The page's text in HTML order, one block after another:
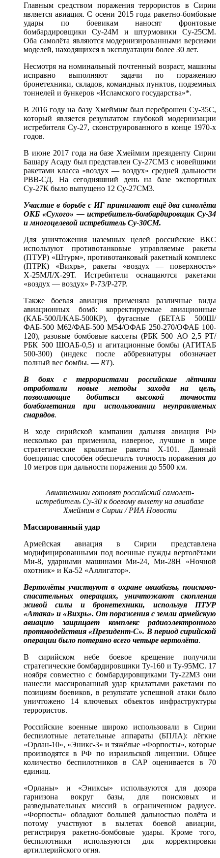
Главным средством поражения террористов в Сирии
является авиация. С осени 2015 года ракетно-бомбовые
удары по боевикам наносят фронтовые
бомбардировщики Су-24М и штурмовики Су-25СМ.
Оба самолёта являются модернизированными версиями
моделей, находящихся в эксплуатации более 30 лет.
Несмотря на номинальный почтенный возраст, машины
исправно выполняют задачи по поражению
бронетехники, складов, командных пунктов, подземных
тоннелей и бункеров «Исламского государства»*.
В 2016 году на базу Хмеймим был переброшен Су-35C,
который является результатом глубокой модернизации
истребителя Су-27, сконструированного в конце 1970-х
годов.
В июне 2017 года на базе Хмеймим президенту Сирии
Башару Асаду был представлен Су-27СМ3 с новейшими
ракетами класса «воздух — воздух» средней дальности
РВВ-СД. На сегодняшний день на базе экспортных
Су-27К было выпущено 12 Су-27СМ3.
Участие в борьбе с ИГ принимают ещё два самолёта
ОКБ «Сухого» — истребитель-бомбардировщик Су-34
и многоцелевой истребитель Су-30СМ.
Для уничтожения наземных целей российские ВКС
используют противотанковые управляемые ракеты
(ПТУР) «Штурм», противотанковый ракетный комплекс
(ПТРК) «Вихрь», ракеты «воздух — поверхность»
Х-25МЛ/Х-29Т. Истребители оснащаются ракетами
«воздух — воздух» Р-73/Р-27Р.
Также боевая авиация применяла различные виды
авиационных бомб: корректируемые авиационные
(КАБ-500Л/КАБ-500КР), фугасные (БЕТАБ 500Ш/
ФАБ-500 М62/ФАБ-500 М54/ОФАБ 250-270/ОФАБ 100-
120), разовые бомбовые кассеты (РБК 500 АО 2,5 РТ/
РБК 500 ШОАБ-0,5) и агитационные бомбы (АГИТАБ
500-300) (индекс после аббревиатуры обозначает
полный вес бомбы. — RT).
В боях с террористами российские лётчики
отработали новые методы захода на цель,
позволяющие добиться высокой точности
бомбометания при использовании неуправляемых
снарядов.
В ходе сирийской кампании дальняя авиация РФ
несколько раз применила, наверное, лучшие в мире
стратегические крылатые ракеты Х-101. Данный
боеприпас способен обеспечить точность поражения до
10 метров при дальности поражения до 5500 км.
Авиатехники готовят российский самолет-
истребитель Су-30 к боевому вылету на авиабазе
Хмеймим в Сирии / РИА Новости
Массированный удар
Армейская авиация в Сирии представлена
модифицированными под военные нужды вертолётами
Ми-8, ударными машинами Ми-24, Ми-28Н «Ночной
охотник» и Ка-52 «Аллигатор».
Вертолёты участвуют в охране авиабазы, поисково-
спасательных операциях, уничтожают скопления
живой силы и бронетехники, используя ПТУР
«Атака» и «Вихрь». От поражения с земли армейскую
авиацию защищает комплекс радиоэлектронного
противодействия «Президент-С». В период сирийской
операции было потеряно всего четыре вертолёта.
В сирийском небе боевое крещение получили
стратегические бомбардировщики Ту-160 и Ту-95МС. 17
ноября совместно с бомбардировщиками Ту-22М3 они
нанесли массированный удар крылатыми ракетами по
позициям боевиков, в результате успешной атаки было
уничтожено 14 ключевых объектов инфраструктуры
террористов.
Российские военные широко использовали в Сирии
беспилотные летательные аппараты (БПЛА): лёгкие
«Орлан-10», «Эникс-3» и тяжёлые «Форпосты», которые
производятся в РФ по израильской лицензии. Общее
количество беспилотников в САР оценивается в 70
единиц.
«Орланы» и «Эниксы» используются для дозора
гарнизона вокруг базы, для поисковых и
разведывательных миссий в ограниченном радиусе.
«Форпосты» обладают большей дальностью полёта и
потому участвуют в вылетах боевой авиации,
регистрируя ракетно-бомбовые удары. Кроме того,
беспилотники используются для корректировки
артиллерийского огня.